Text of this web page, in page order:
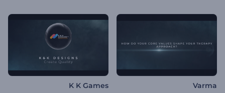
Varma
K K Games